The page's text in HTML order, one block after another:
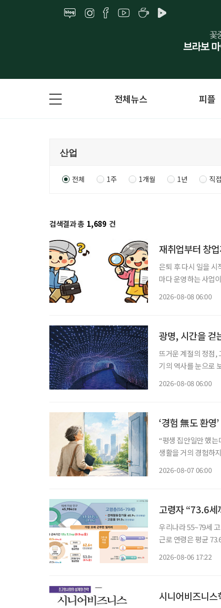
전체뉴스 피플
전체 1주 1개월 1년 직
검색결과 총 1,689 건
재취업부터 창
은퇴 후 다시 일을
마다 운영하는 사업
2026-08-08 06:00
광명, 시간을 걷
뜨거운 계절의 정점,
기의 역사를 눈으로
2026-08-08 06:00
‘경험 無도 환영
“평생 집안일만 했
생활을 거의 경험하
2026-08-07 06:00
고령자 “73.6세
우리나라 55~79세
근로 연령은 평균
2026-08-06 17:22
시니어비즈니